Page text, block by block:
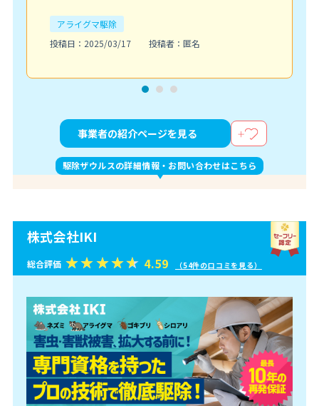
アライグマ駆除
投稿日：2025/03/17
投稿者：匿名
事業者の紹介ページを見る
駆除ザウルスの詳細情報・お問い合わせはこちら
株式会社IKI
総合評価 4.59 （54件の口コミを見る）